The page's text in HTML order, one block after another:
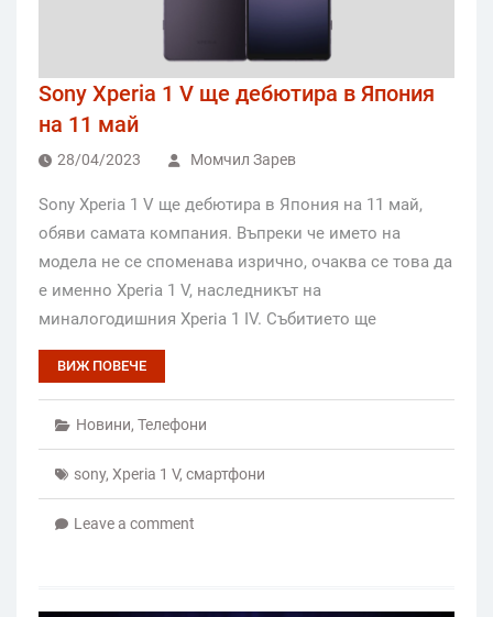
Sony Xperia 1 V ще дебютира в Япония
на 11 май
28/04/2023 Момчил Зарев
Sony Xperia 1 V ще дебютира в Япония на 11 май,
обяви самата компания. Въпреки че името на
модела не се споменава изрично, очаква се това да
е именно Xperia 1 V, наследникът на
миналогодишния Xperia 1 IV. Събитието ще
ВИЖ ПОВЕЧЕ
Новини, Телефони
sony, Xperia 1 V, смартфони
Leave a comment